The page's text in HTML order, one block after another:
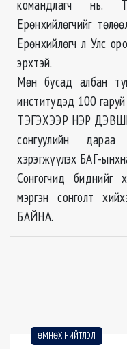
командлагч нь.
Ерөнхийлөгчийг
Ерөнхийлөгч л Улс
эрхтэй.
Мөн бусад албан
институдэд 100
ТЭГЭХЭЭР НЭР
сонгуулийн
хэрэгжүүлэх БАГ-
Сонгогчид биднийг
мэргэн сонголт
БАЙНА.
ӨМНӨХ НИЙТЛЭЛ